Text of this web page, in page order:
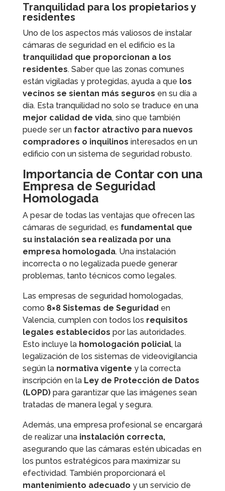
Tranquilidad para los propietarios y
residentes
Uno de los aspectos más valiosos de instalar
cámaras de seguridad en el edificio es la
tranquilidad que proporcionan a los
residentes. Saber que las zonas comunes
están vigiladas y protegidas, ayuda a que los
vecinos se sientan más seguros en su día a
día. Esta tranquilidad no solo se traduce en una
mejor calidad de vida, sino que también
puede ser un factor atractivo para nuevos
compradores o inquilinos interesados en un
edificio con un sistema de seguridad robusto.
Importancia de Contar con una
Empresa de Seguridad
Homologada
A pesar de todas las ventajas que ofrecen las
cámaras de seguridad, es fundamental que
su instalación sea realizada por una
empresa homologada. Una instalación
incorrecta o no legalizada puede generar
problemas, tanto técnicos como legales.
Las empresas de seguridad homologadas,
como 8×8 Sistemas de Seguridad en
Valencia, cumplen con todos los requisitos
legales establecidos por las autoridades.
Esto incluye la homologación policial, la
legalización de los sistemas de videovigilancia
según la normativa vigente y la correcta
inscripción en la Ley de Protección de Datos
(LOPD)para garantizar que las imágenes sean
tratadas de manera legal y segura.
Además, una empresa profesional se encargará
de realizar una instalación correcta,
asegurando que las cámaras estén ubicadas en
los puntos estratégicos para maximizar su
efectividad. También proporcionará el
mantenimiento adecuado y un servicio de